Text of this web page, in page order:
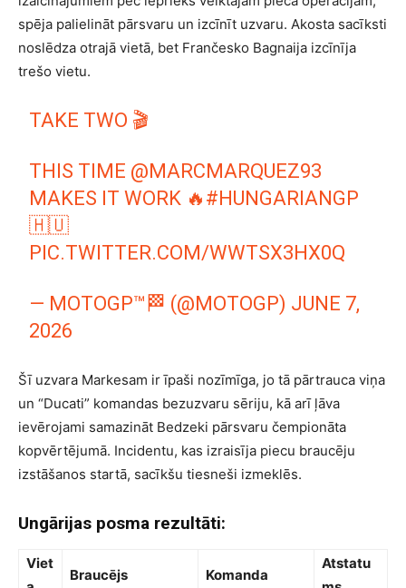
spēja palielināt pārsvaru un izcīnīt uzvaru. Akosta sacīksti
noslēdza otrajā vietā, bet Frančesko Bagnaija izcīnīja
trešo vietu.
TAKE TWO 🎬
THIS TIME @MARCMARQUEZ93
MAKES IT WORK 🔥 #HUNGARIANGP
🇭🇺
PIC.TWITTER.COM/WWTSX3HX0Q
— MOTOGP™🏁 (@MOTOGP) JUNE 7,
2026
Šī uzvara Markesam ir īpaši nozīmīga, jo tā pārtrauca viņa
un “Ducati” komandas bezuzvaru sēriju, kā arī ļāva
ievērojami samazināt Bedzeki pārsvaru čempionāta
kopvērtējumā. Incidentu, kas izraisīja piecu braucēju
izstāšanos startā, sacīkšu tiesneši izmeklēs.
Ungārijas posma rezultāti:
Viet
Braucējs Komanda
Atstatu